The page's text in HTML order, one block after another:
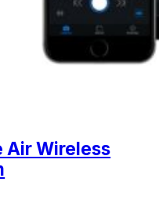
Air Wireless